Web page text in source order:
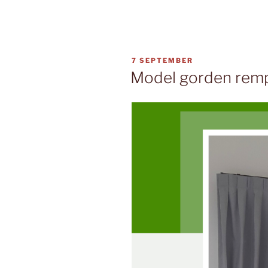
7 SEPTEMBER
Model gorden